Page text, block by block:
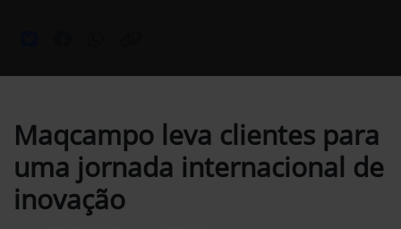
Maqcampo leva clientes para
uma jornada internacional de
inovação